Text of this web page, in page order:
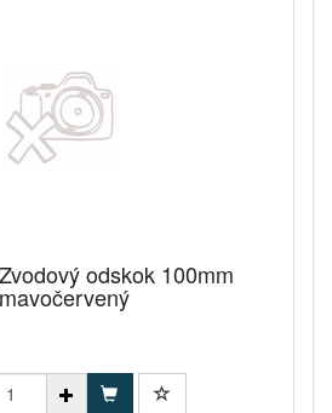
odskok 100mm